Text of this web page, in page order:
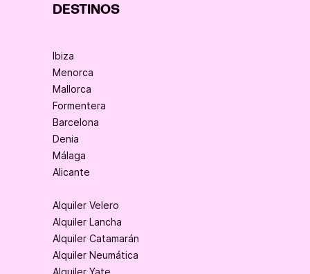
DESTINOS
Ibiza
Menorca
Mallorca
Formentera
Barcelona
Denia
Málaga
Alicante
Alquiler Velero
Alquiler Lancha
Alquiler Catamarán
Alquiler Neumática